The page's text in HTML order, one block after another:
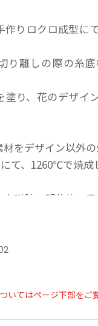
作りロクロ成型に
り離しの際の糸
塗り、花のデザイ
をデザイン以外
て、1260℃で焼成
白磁釉で部分的に
る素材が焼成時に
つひとつ彩色し
さを焼酎,日本酒
いてはページ下部をご